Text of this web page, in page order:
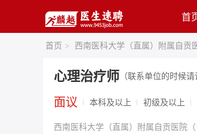
首
首页 > 西南医科大学（直属）附属自贡
心理治疗师 （联系单位的时候
面议 本科及以上 初级及以上
西南医科大学（直属）附属自贡医院（